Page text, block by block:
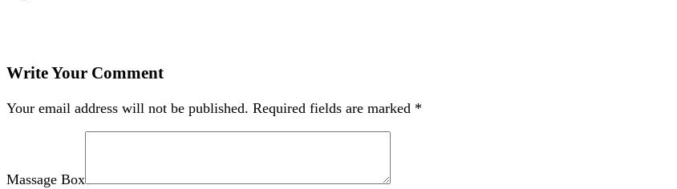
Write Your Comment
Your email address will not be published. Required fields are marked *
Massage Box